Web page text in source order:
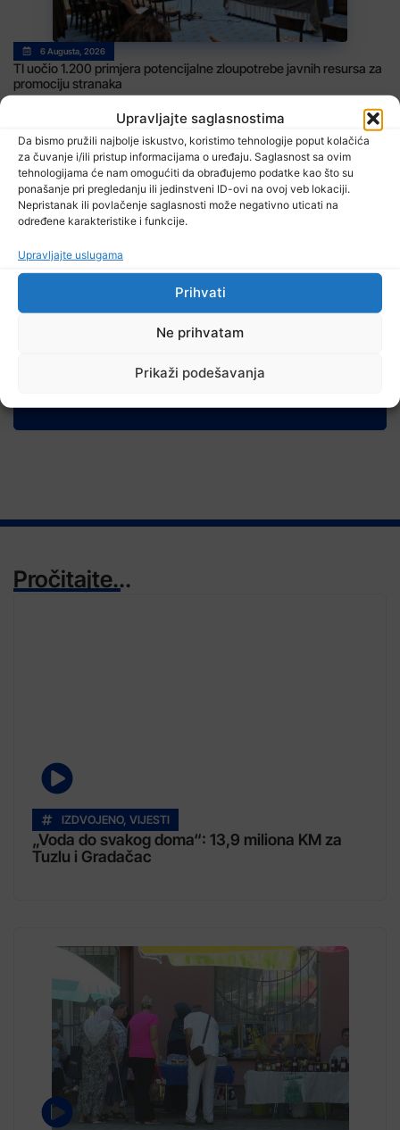
Upravljajte saglasnostima
Da bismo pružili najbolje iskustvo, koristimo tehnologije poput kolačića
za čuvanje i/ili pristup informacijama o uređaju. Saglasnost sa ovim
tehnologijama će nam omogućiti da obrađujemo podatke kao što su
ponašanje pri pregledanju ili jedinstveni ID-ovi na ovoj veb lokaciji.
Nepristanak ili povlačenje saglasnosti može negativno uticati na
određene karakteristike i funkcije.
Upravljajte uslugama
Prihvati
Ne prihvatam
Prikaži podešavanja
6 Augusta, 2026
TI uočio 1.200 primjera potencijalne zloupotrebe javnih resursa za
promociju stranaka
6 Augusta, 2026
EUFOR izveo vježbu nedaleko od Foče, uoči vježbe ‘Brzi odgovor
Pročitajte...
IZDVOJENO, VIJESTI
„Voda do svakog doma“: 13,9 miliona KM za
Tuzlu i Gradačac